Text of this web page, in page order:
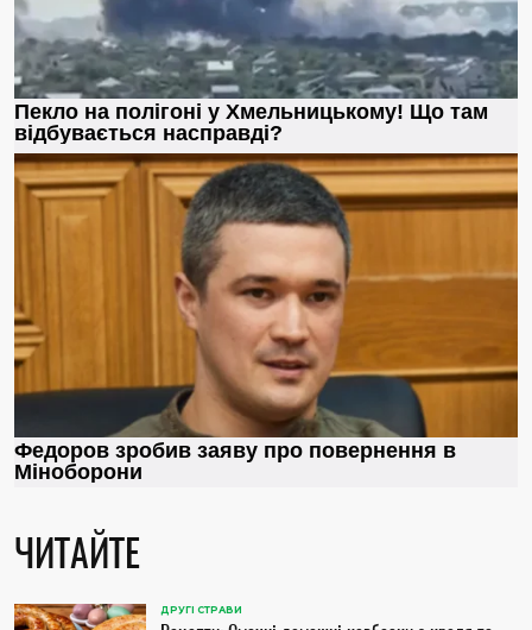
ЧИТАЙТЕ
ДРУГІ СТРАВИ